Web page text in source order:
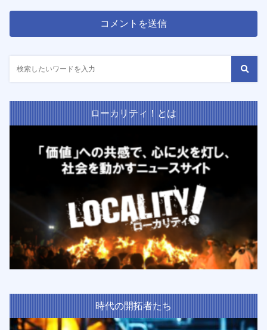
ローカリティ！とは
時代の開拓者たち